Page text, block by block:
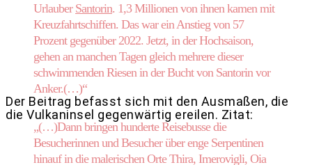
Urlauber Santorin. 1,3 Millionen von ihnen kamen mit
Kreuzfahrtschiffen. Das war ein Anstieg von 57
Prozent gegenüber 2022. Jetzt, in der Hochsaison,
gehen an manchen Tagen gleich mehrere dieser
schwimmenden Riesen in der Bucht von Santorin vor
Anker.(…)“
Der Beitrag befasst sich mit den Ausmaßen, die
die Vulkaninsel gegenwärtig ereilen. Zitat:
„(…)Dann bringen hunderte Reisebusse die
Besucherinnen und Besucher über enge Serpentinen
hinauf in die malerischen Orte Thira, Imerovigli, Oia